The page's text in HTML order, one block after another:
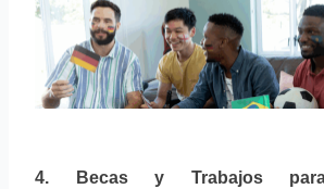
4. Becas y Trabajos para